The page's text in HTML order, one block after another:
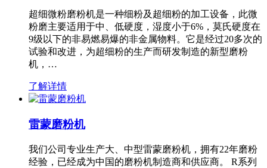
超细微粉磨粉机是一种细粉及超细粉的加工设备，此微
粉磨主要适用于中、低硬度，湿度小于6%，莫氏硬度在
9级以下的非易燃易爆的非金属物料。它是经过20多次的
试验和改进，为超细粉的生产而研发制造的新型磨粉
机，…
了解详情
雷蒙磨粉机
我们公司专业生产大、中型雷蒙磨粉机，拥有22年磨粉
经验，已经成为中国的磨粉机制造商和供应商。 R系列